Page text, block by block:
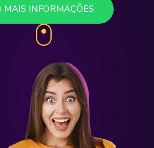
MAIS INFORMAÇÕES